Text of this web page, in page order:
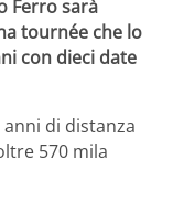
Ferro sarà
tournée che lo
con dieci date
di distanza
570 mila